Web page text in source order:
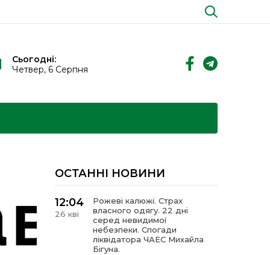
Сьогодні:
Четвер, 6 Серпня
ОСТАННІ НОВИНИ
12:04
26 кві
Рожеві калюжі. Страх
власного одягу. 22 дні
серед невидимої
небезпеки. Спогади
ліквідатора ЧАЕС Михайла
Бігуна.